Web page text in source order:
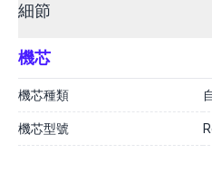
細節
機芯
機芯種類
機芯型號